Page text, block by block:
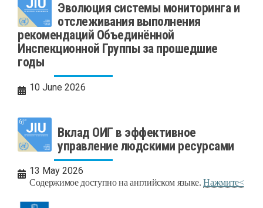
Эволюция системы мониторинга и
отслеживания выполнения
рекомендаций Объединённой
Инспекционной Группы за прошедшие
годы
10 June 2026
Вклад ОИГ в эффективное
управление людскими ресурсами
13 May 2026
Содержимое доступно на английском языке. Нажмите<